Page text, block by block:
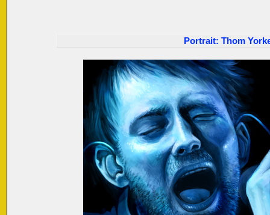
Portrait: Thom